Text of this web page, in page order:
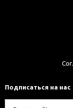
Подписаться на нас